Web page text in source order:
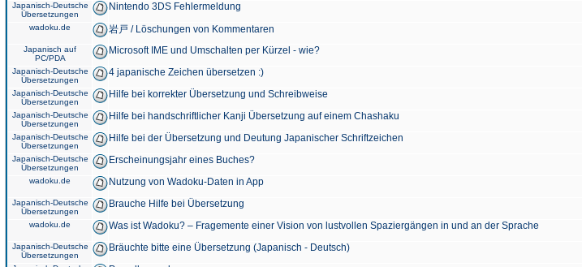
Japanisch-Deutsche
Übersetzungen
Nintendo 3DS Fehlermeldung
wadoku.de 岩戸 / Löschungen von Kommentaren
Japanisch auf
PC/PDA
Microsoft IME und Umschalten per Kürzel - wie?
Japanisch-Deutsche
Übersetzungen
4 japanische Zeichen übersetzen :)
Japanisch-Deutsche
Übersetzungen
Hilfe bei korrekter Übersetzung und Schreibweise
Japanisch-Deutsche
Übersetzungen
Hilfe bei handschriftlicher Kanji Übersetzung auf einem Chashaku
Japanisch-Deutsche
Übersetzungen
Hilfe bei der Übersetzung und Deutung Japanischer Schriftzeichen
Japanisch-Deutsche
Übersetzungen
Erscheinungsjahr eines Buches?
wadoku.de Nutzung von Wadoku-Daten in App
Japanisch-Deutsche
Übersetzungen
Brauche Hilfe bei Übersetzung
wadoku.de Was ist Wadoku? – Fragemente einer Vision von lustvollen Spaziergängen in und an der Sprache
Japanisch-Deutsche
Übersetzungen
Bräuchte bitte eine Übersetzung (Japanisch - Deutsch)